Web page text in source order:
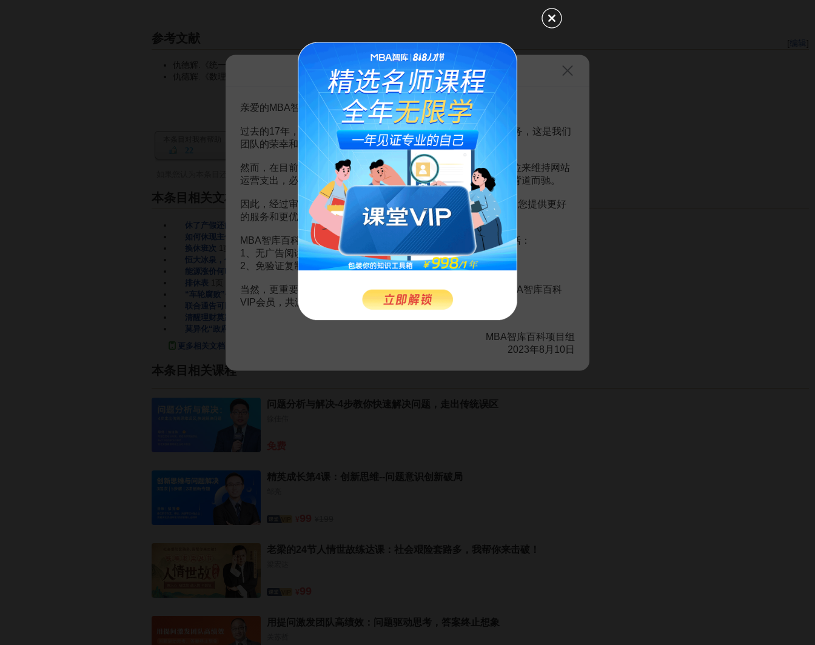
[编辑
参考文献
仇德辉.《统一价值论》.中国科学技术出版社.1998年
仇德辉.《数理情感学》.湖南人民出版社.2001年
22 赏 MBA智库APP
如果您认为本条目还有待完善，需要补充新内容或修改错误内容，请 编辑条目或 投诉举报 。
本条目相关文档
休了产假还能休年假吗
如何休现主休性教育 1页
换休班次
恒大冰泉，休矣！
4页
能源涨价何时休
4页
排休表
1页
“车轮腐败”何时休 1页
联合通告可以休矣 2页
清醒理财莫跟风
莫异化“政府理财”
更多相关文档
本条目相关课程
问题分析与解决-4步教你快速解决问题，走出传统误区
精英成长第4课：创新思维--问题意识创新破局
老梁的24节人情世故练达课：社会艰险套路多，我帮你来击破！
用提问激发团队高绩效：问题驱动思考，答案终止想象
告MBA智库百科用户的一封信
亲爱的MBA智库百科用户：
过去的17年，百科频道一直以免费公益的形式为大家提供知识服务，这是我们
团队的荣幸和骄傲。
然而，在目前越来越严峻的经营挑战下，单纯依靠不断增加广告位来维持网站
运营支出，必然会越来越影响您的使用体验，这也与我们的初衷背道而驰。
因此，经过审慎地考虑，我们决定推出VIP会员收费制度，以便为您提供更好
的服务和更优质的内容。
MBA智库百科VIP会员（9.9元 / 年， 点击开通 ），您的权益将包括：
1、无广告阅读；
2、免验证复制。
当然，更重要的是长期以来您对百科频道的支持。诚邀您加入MBA智库百科
VIP会员，共渡难关，共同见证彼此的成长和进步！
MBA智库百科项目组
2023年8月10日